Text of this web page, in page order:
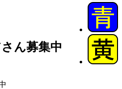
ん募集中